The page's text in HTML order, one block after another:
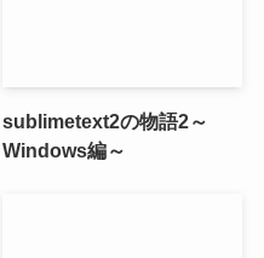
sublimetext2の物語2～
Windows編～